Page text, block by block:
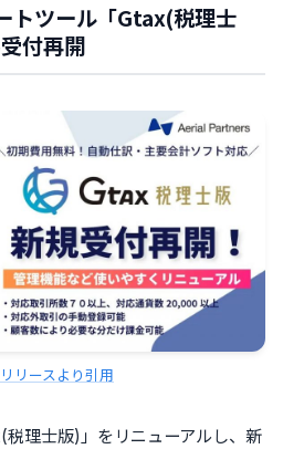
トツール「Gtax(税理士
付再開
リースより引用
理士版)」をリニューアルし、新